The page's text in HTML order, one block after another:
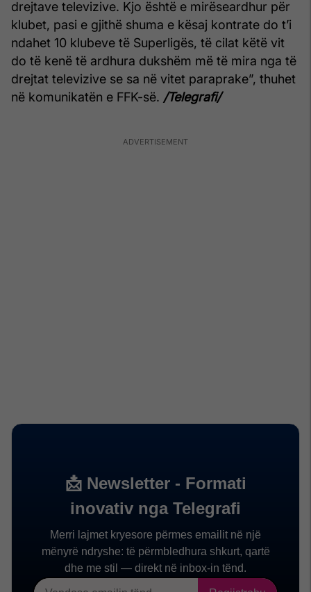
drejtave televizive. Kjo është e mirëseardhur për
klubet, pasi e gjithë shuma e kësaj kontrate do t’i
ndahet 10 klubeve të Superligës, të cilat këtë vit
do të kenë të ardhura dukshëm më të mira nga të
drejtat televizive se sa në vitet paraprake”, thuhet
në komunikatën e FFK-së. /Telegrafi/